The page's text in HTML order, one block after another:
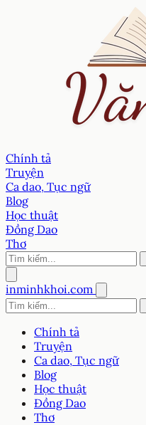
Chính tả
Truyện
Ca dao, Tục ngữ
Blog
Học thuật
Đồng Dao
Thơ
inminhkhoi.com
Chính tả
Truyện
Ca dao, Tục ngữ
Blog
Học thuật
Đồng Dao
Thơ